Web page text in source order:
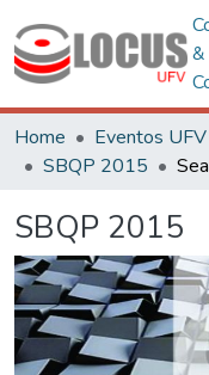
&
Home Eventos UFV
SBQP 2015
SBQP 2015